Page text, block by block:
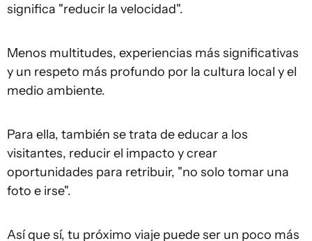
significa "reducir la velocidad".
Menos multitudes, experiencias más significativas
y un respeto más profundo por la cultura local y el
medio ambiente.
Para ella, también se trata de educar a los
visitantes, reducir el impacto y crear
oportunidades para retribuir, "no solo tomar una
foto e irse".
Así que sí, tu próximo viaje puede ser un poco más